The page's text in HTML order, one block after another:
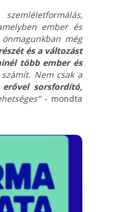
ember és
még
és a változást
több ember és
Nem csak a
erővel sorsfordító,
- mondta